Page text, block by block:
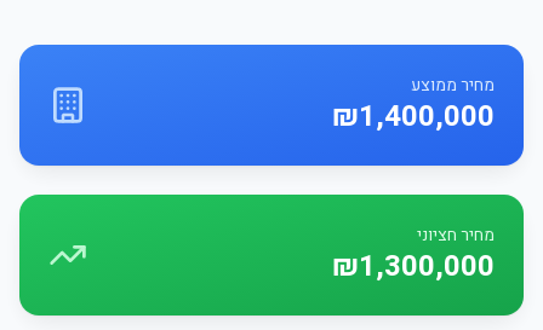
מחיר ממוצע
₪1,400,000
מחיר חציוני
₪1,300,000